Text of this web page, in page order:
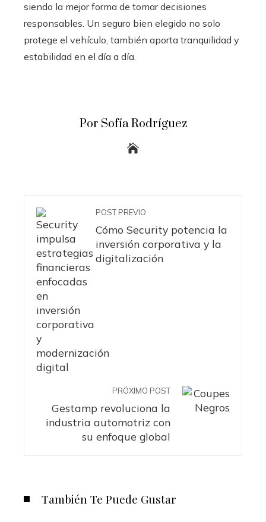
siendo la mejor forma de tomar decisiones
responsables. Un seguro bien elegido no solo
protege el vehículo, también aporta tranquilidad y
estabilidad en el día a día.
Por Sofía Rodríguez
POST PREVIO
Cómo Security potencia la
inversión corporativa y la
digitalización
PRÓXIMO POST
Gestamp revoluciona la
industria automotriz con
su enfoque global
También Te Puede Gustar